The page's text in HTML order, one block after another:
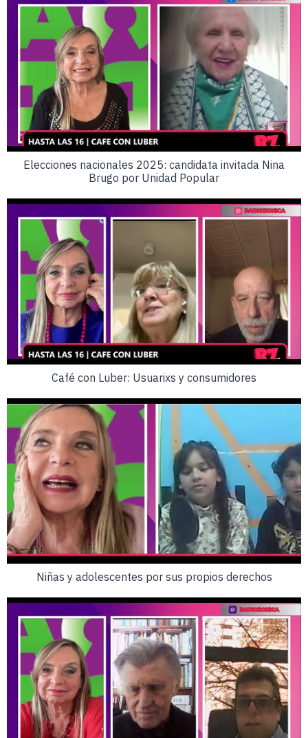
Elecciones nacionales 2025: candidata invitada Nina
Brugo por Unidad Popular
Café con Luber: Usuarixs y consumidores
Niñas y adolescentes por sus propios derechos